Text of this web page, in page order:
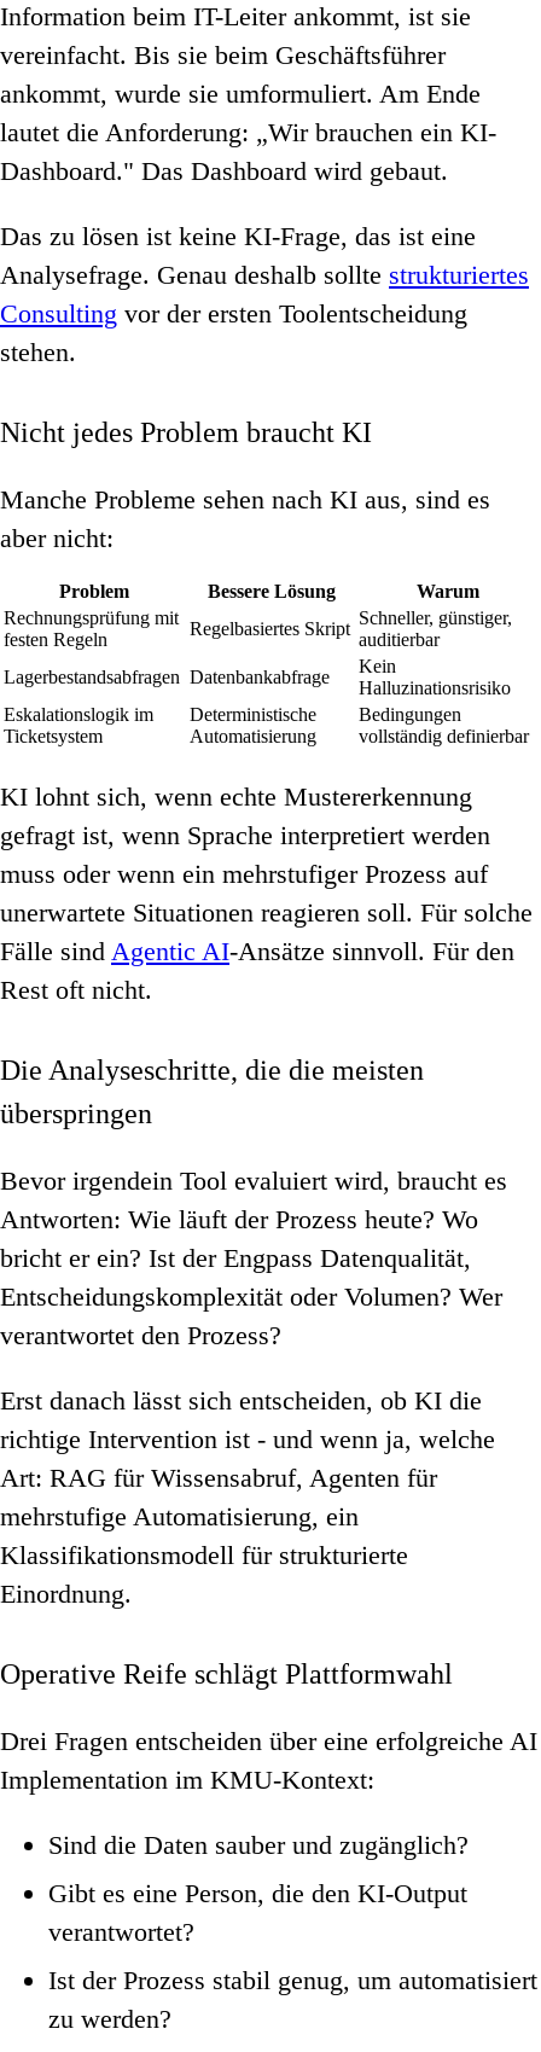
Information beim IT-Leiter ankommt, ist sie
vereinfacht. Bis sie beim Geschäftsführer
ankommt, wurde sie umformuliert. Am Ende
lautet die Anforderung: „Wir brauchen ein KI-
Dashboard." Das Dashboard wird gebaut.
Das zu lösen ist keine KI-Frage, das ist eine
Analysefrage. Genau deshalb sollte strukturiertes
Consulting vor der ersten Toolentscheidung
stehen.
Nicht jedes Problem braucht KI
Manche Probleme sehen nach KI aus, sind es
aber nicht:
Problem Bessere Lösung
Warum
Rechnungsprüfung mit
festen Regeln
Regelbasiertes Skript
Schneller, günstiger,
auditierbar
Lagerbestandsabfragen Datenbankabfrage
Kein
Halluzinationsrisiko
Eskalationslogik im
Ticketsystem
Deterministische
Automatisierung
Bedingungen
vollständig definierbar
KI lohnt sich, wenn echte Mustererkennung
gefragt ist, wenn Sprache interpretiert werden
muss oder wenn ein mehrstufiger Prozess auf
unerwartete Situationen reagieren soll. Für solche
Fälle sind Agentic AI-Ansätze sinnvoll. Für den
Rest oft nicht.
Die Analyseschritte, die die meisten
überspringen
Bevor irgendein Tool evaluiert wird, braucht es
Antworten: Wie läuft der Prozess heute? Wo
bricht er ein? Ist der Engpass Datenqualität,
Entscheidungskomplexität oder Volumen? Wer
verantwortet den Prozess?
Erst danach lässt sich entscheiden, ob KI die
richtige Intervention ist - und wenn ja, welche
Art: RAG für Wissensabruf, Agenten für
mehrstufige Automatisierung, ein
Klassifikationsmodell für strukturierte
Einordnung.
Operative Reife schlägt Plattformwahl
Drei Fragen entscheiden über eine erfolgreiche AI
Implementation im KMU-Kontext:
Sind die Daten sauber und zugänglich?
Gibt es eine Person, die den KI-Output
verantwortet?
Ist der Prozess stabil genug, um automatisiert
zu werden?